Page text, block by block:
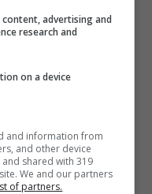
nato vivo, con
Pronto
non furono
alla piccola
lasciata morire.
si
advertising and
research and
on a device
and information from
and other device
shared with 319
We and our partners
of partners.